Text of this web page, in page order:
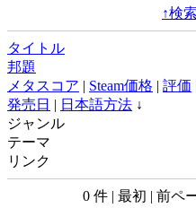
↑検
タイトル
邦題
メタスコア | Steam価格 | 評価
発売日 | 日本語方法 ↓
ジャンル
テーマ
リンク
0 件 | 最初 | 前ペ